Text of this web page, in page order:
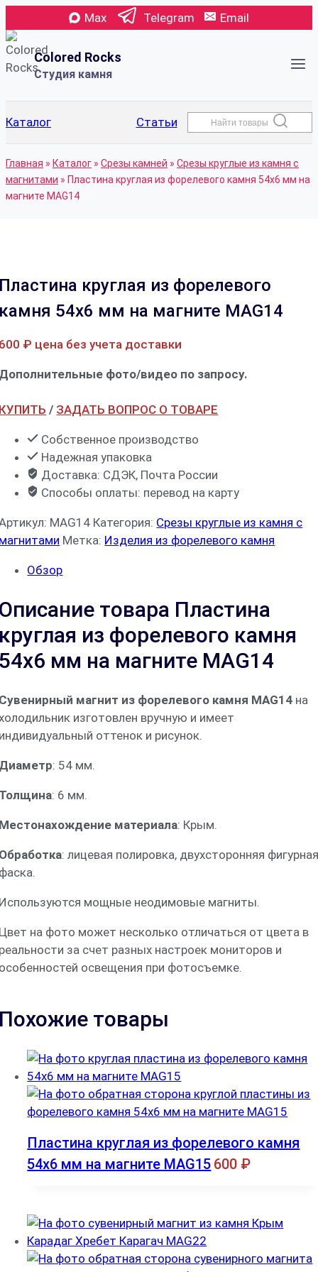
к
содержимому
Max Telegram Email
Colored Rocks
Студия камня
Каталог Статьи Найти товары
Главная » Каталог » Срезы камней » Срезы круглые из камня с
магнитами » Пластина круглая из форелевого камня 54х6 мм на
магните MAG14
круглая из форелевого
54х6 мм на магните MAG14
₽ цена без учета доставки
фото/видео по запросу.
/ ЗАДАТЬ ВОПРОС О ТОВАРЕ
Собственное производство
Надежная упаковка
Доставка: СДЭК, Почта России
Способы оплаты: перевод на карту
MAG14 Категория: Срезы круглые из камня с
Метка: Изделия из форелевого камня
Обзор
товара Пластина
из форелевого камня
мм на магните MAG14
магнит из форелевого камня MAG14 на
изготовлен вручную и имеет
оттенок и рисунок.
: 54 мм.
: 6 мм.
материала: Крым.
: лицевая полировка, двухсторонняя
мощные неодимовые магниты.
на фото может несколько отличаться от цвета в
за счет разных настроек мониторов и
освещения при фотосъемке.
товары
Пластина круглая из форелевого камня
54х6 мм на магните MAG15 600 ₽